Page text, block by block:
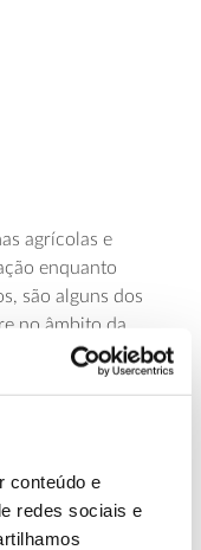
conteúdo e
redes sociais e
agrícolas e
enquanto
são alguns dos
no âmbito da
dos
pela